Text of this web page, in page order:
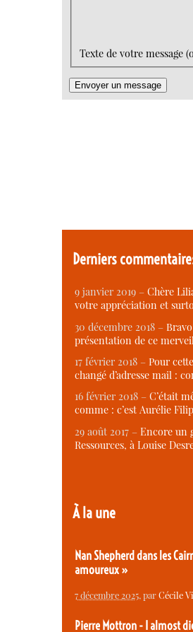
Texte de votre message
Derniers
9 janvier 2019 – Chère
votre appréciation et
30 décembre 2018 –
présentation de ce
17 février 2018 – Pour
changé d’adresse mail :
16 février 2018 – C’était
comme : c’est Aurélie
29 août 2017 – Encore un
Ressources, à Louise
À la une
Nan Shepherd dans les
amoureux »
7 décembre 2025, parCécile
Pierre Mottron - I almost